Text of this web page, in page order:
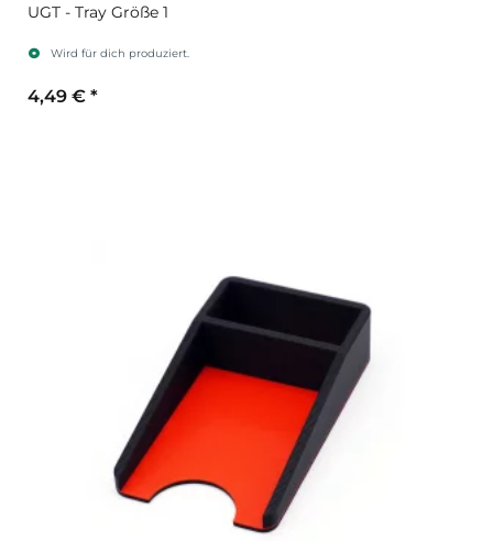
UGT - Tray Größe 1
Wird für dich produziert.
4,49 € *